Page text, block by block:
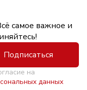
самое важное и
Подписаться
на
данных